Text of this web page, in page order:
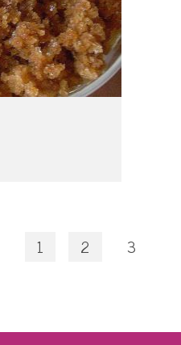
1 2 3